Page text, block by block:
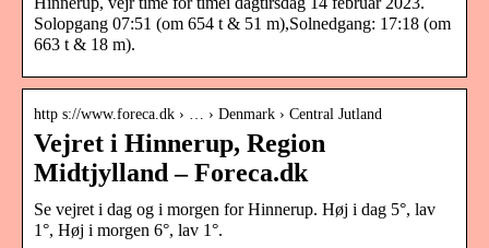
Solopgang 07:51 (om 654 t & 51 m),Solnedgang: 17:18 (om
663 t & 18 m).
http s://www.foreca.dk › … › Denmark › Central Jutland
Vejret i Hinnerup, Region
Midtjylland – Foreca.dk
Se vejret i dag og i morgen for Hinnerup. Høj i dag 5°, lav
1°, Høj i morgen 6°, lav 1°.